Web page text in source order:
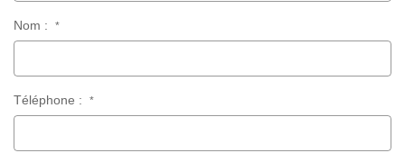
Nom : *
Téléphone : *